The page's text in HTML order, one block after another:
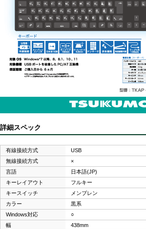
詳細スペック
有線接続方式
USB
無線接続方式
×
言語
日本語(JP)
キーレイアウト
フルキー
キースイッチ
メンブレン
カラー
黒系
Windows対応
○
幅
438mm